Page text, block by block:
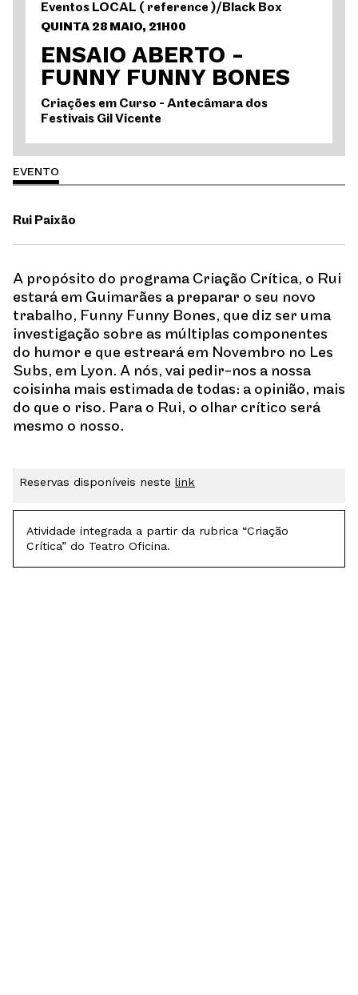
Eventos LOCAL ( reference )/ Black Box
QUINTA 28 MAIO, 21H00
ENSAIO ABERTO -
FUNNY FUNNY BONES
Criações em Curso - Antecâmara dos
Festivais Gil Vicente
EVENTO
Rui Paixão
A propósito do programa Criação Crítica, o Rui
estará em Guimarães a preparar o seu novo
trabalho, Funny Funny Bones, que diz ser uma
investigação sobre as múltiplas componentes
do humor e que estreará em Novembro no Les
Subs, em Lyon. A nós, vai pedir-nos a nossa
coisinha mais estimada de todas: a opinião, mais
do que o riso. Para o Rui, o olhar crítico será
mesmo o nosso.
Reservas disponíveis neste link
Atividade integrada a partir da rubrica “Criação
Crítica” do Teatro Oficina.